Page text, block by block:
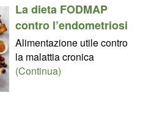
La dieta FODMAP
contro l’endometriosi
Alimentazione utile contro
la malattia cronica
(Continua)